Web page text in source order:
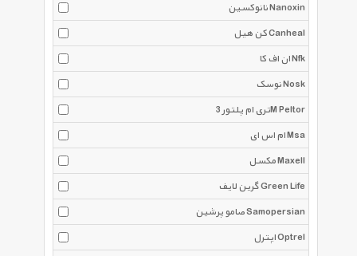
نانوکسین Nanoxin
کن هیل Canheal
ان اف کا Nfk
نوسک Nosk
تری ام پلتور 3M Peltor
ام اس ای Msa
مکسل Maxell
گرین لایف Green Life
صامو پرشین Samopersian
اپترل Optrel